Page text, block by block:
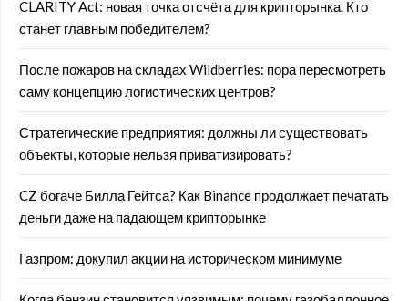
CLARITY Act: новая точка отсчёта для крипторынка. Кто
станет главным победителем?
После пожаров на складах Wildberries: пора пересмотреть
саму концепцию логистических центров?
Стратегические предприятия: должны ли существовать
объекты, которые нельзя приватизировать?
CZ богаче Билла Гейтса? Как Binance продолжает печатать
деньги даже на падающем крипторынке
Газпром: докупил акции на историческом минимуме